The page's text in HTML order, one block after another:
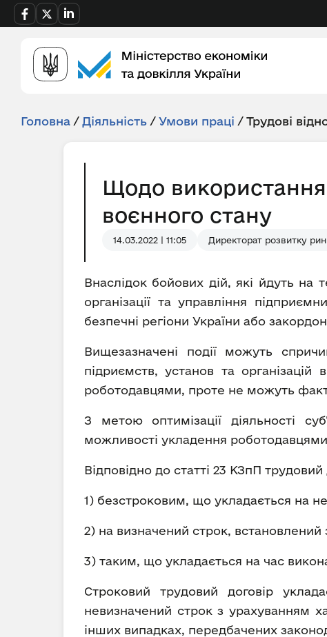
Головна / Діяльність / Умови праці / Трудові
Щодо використання
воєнного стану
14.03.2022 | 11:05 Директорат розвитку
Внаслідок бойових дій, які йдуть на
організації та управління
безпечні регіони України або
Вищезазначені події можуть
підриємств, установ та
роботодавцями, проте не можуть
З метою оптимізації діяльності
можливості укладення
Відповідно до статті 23 КЗпП
1) безстроковим, що укладається на
2) на визначений строк,
3) таким, що укладається на час
Строковий трудовий договір
невизначений строк з урахуванням
інших випадках, передбачених